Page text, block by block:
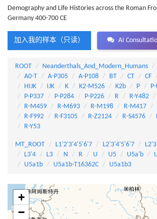
Demography and Life Histories across the Roman
Germany 400-700 CE
加入我的样本（只读） AI
ROOT Neanderthals_And_Modern_Humans
A0-T
A-P305 A-P108 BT CT CF
HIJK
IJK K K2-M526 K2b P
P-P337
P-P284 P-P226 R R-Y482
R-M459
R-M693 R-M198 R-M417
R-F992
R-F3105 R-Z2124 R-S4576
R-Y53
MT_ROOT L1'2'3'4'5'6'7 L2'3'4'5'6'7
L3'4
L3 N R U U5 U5a'b
U5a1b
U5a1b-T16362C U5a1b3
+
−